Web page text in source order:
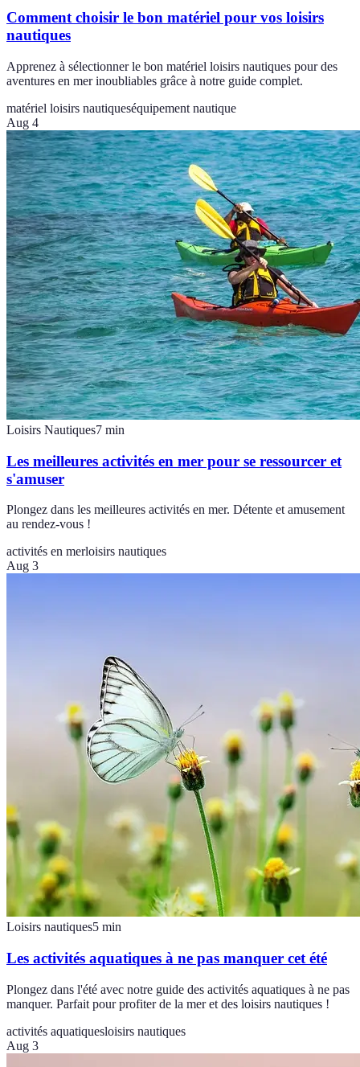
Comment choisir le bon matériel pour vos loisirs
nautiques
Apprenez à sélectionner le bon matériel loisirs nautiques pour des
aventures en mer inoubliables grâce à notre guide complet.
matériel loisirs nautiqueséquipement nautique
Aug 4
Loisirs Nautiques7 min
Les meilleures activités en mer pour se ressourcer et
s'amuser
Plongez dans les meilleures activités en mer. Détente et amusement
au rendez-vous !
activités en merloisirs nautiques
Aug 3
Loisirs nautiques5 min
Les activités aquatiques à ne pas manquer cet été
Plongez dans l'été avec notre guide des activités aquatiques à ne pas
manquer. Parfait pour profiter de la mer et des loisirs nautiques !
activités aquatiquesloisirs nautiques
Aug 3